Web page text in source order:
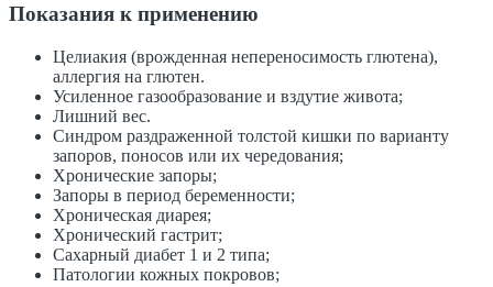
Показания к применению
Целиакия (врожденная непереносимость глютена),
аллергия на глютен.
Усиленное газообразование и вздутие живота;
Лишний вес.
Синдром раздраженной толстой кишки по варианту
запоров, поносов или их чередования;
Хронические запоры;
Запоры в период беременности;
Хроническая диарея;
Хронический гастрит;
Сахарный диабет 1 и 2 типа;
Патологии кожных покровов;